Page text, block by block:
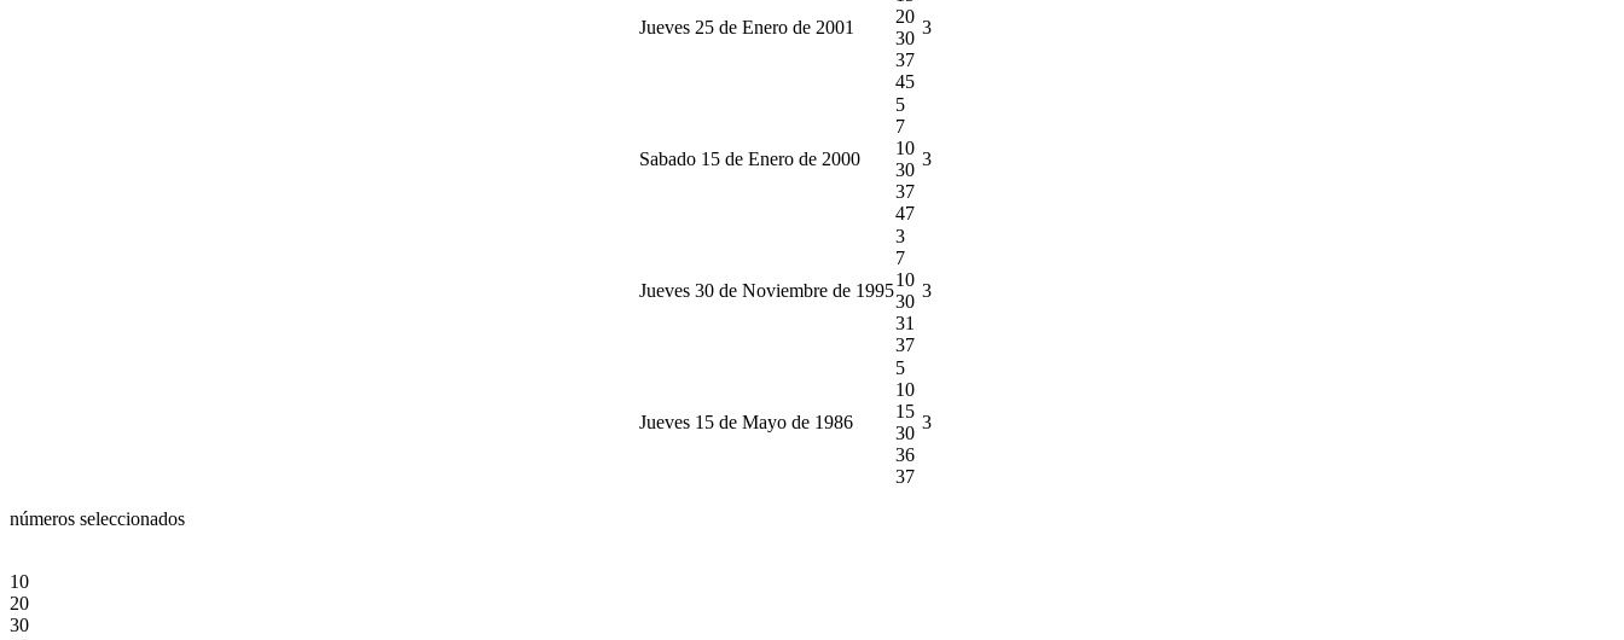
Jueves 25 de Enero de 2001
20
30
37
45
3
Sabado 15 de Enero de 2000
5
7
10
30
37
47
3
Jueves 30 de Noviembre de 1995
3
7
10
30
31
37
3
Jueves 15 de Mayo de 1986
5
10
15
30
36
37
3
números seleccionados
10
20
30